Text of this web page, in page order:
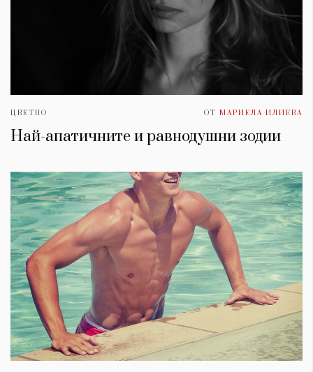
ЦВЕТНО ОТ МАРИЕЛА ИЛИЕВА
Най-апатичните и равнодушни зодии